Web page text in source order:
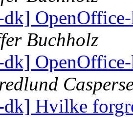
Buchholz
Hvilke